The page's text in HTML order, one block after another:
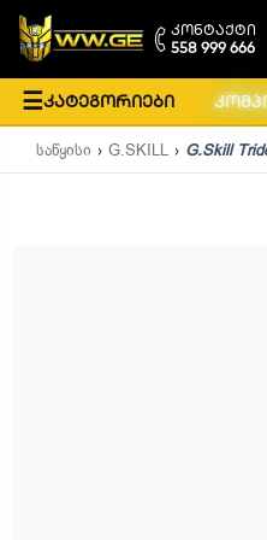
კონტაქტი
558 999 666
☰კატეგორიები
საწყისი G.SKILL G.Skill